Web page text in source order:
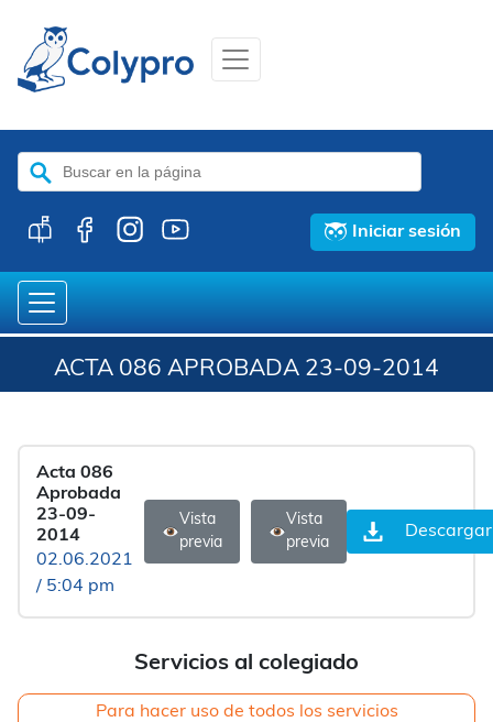
Buscar:
Iniciar sesión
ACTA 086 APROBADA 23-09-2014
Servicios al colegiado
Para hacer uso de todos los servicios
Acta 086
Aprobada
23-09-
2014
02.06.2021
/ 5:04 pm
Vista
previa
Vista
previa
Descargar